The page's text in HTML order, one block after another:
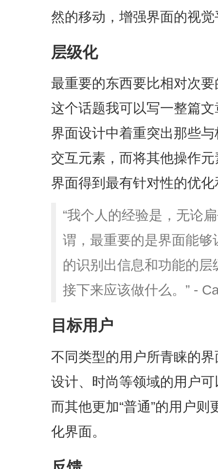
然的移动，增强界面的视
层级化
最重要的东西要比相对次
这个话题我可以写一整篇
界面设计中着重突出那些
交互元素，而将其他操作
界面得到最有针对性的优
“我个人的经验是，无论
谓，最重要的是界面能
的识别出信息和功能的
接下来应该做什么。” -
目标用户
不同类型的用户所青睐的
设计、时尚等领域的用户
而其他更加“普通”的用户
化界面。